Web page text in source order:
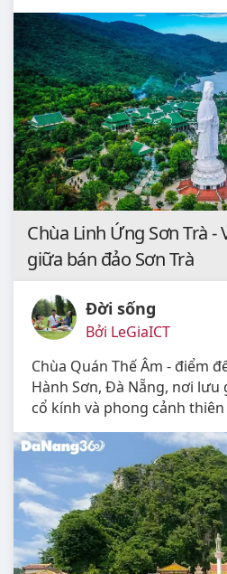
Chùa Linh Ứng Sơn Trà -
giữa bán đảo Sơn Trà
Đời sống
Bởi LeGiaICT
Chùa Quán Thế Âm - điểm
Hành Sơn, Đà Nẵng, nơi
cổ kính và phong cảnh